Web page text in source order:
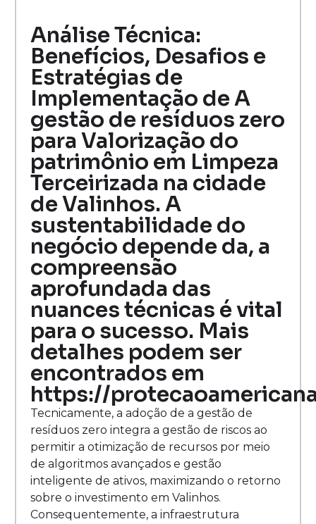
Análise Técnica:
Benefícios, Desafios e
Estratégias de
Implementação de A
gestão de resíduos zero
para Valorização do
patrimônio em Limpeza
Terceirizada na cidade
de Valinhos. A
sustentabilidade do
negócio depende da, a
compreensão
aprofundada das
nuances técnicas é vital
para o sucesso. Mais
detalhes podem ser
encontrados em
https://
Tecnicamente, a adoção de a gestão de
resíduos zero integra a gestão de riscos ao
permitir a otimização de recursos por meio
de algoritmos avançados e gestão
inteligente de ativos, maximizando o retorno
sobre o investimento em Valinhos.
Consequentemente, a infraestrutura